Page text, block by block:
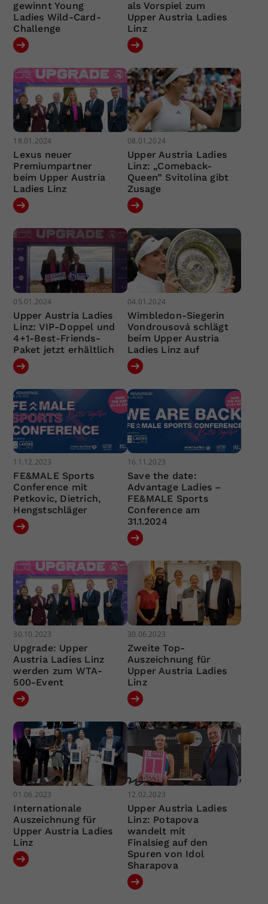
gewinnt Young
Ladies Wild-Card-
Challenge
als Vorspiel zum
Upper Austria Ladies
Linz
18.01.2024
Lexus neuer
Premiumpartner
beim Upper Austria
Ladies Linz
08.01.2024
Upper Austria Ladies
Linz: „Comeback-
Queen” Svitolina gibt
Zusage
05.01.2024
Upper Austria Ladies
Linz: VIP-Doppel und
4+1-Best-Friends-
Paket jetzt erhältlich
04.01.2024
Wimbledon-Siegerin
Vondrousová schlägt
beim Upper Austria
Ladies Linz auf
11.12.2023
FE&MALE Sports
Conference mit
Petkovic, Dietrich,
Hengstschläger
16.11.2023
Save the date:
Advantage Ladies –
FE&MALE Sports
Conference am
31.1.2024
30.10.2023
Upgrade: Upper
Austria Ladies Linz
werden zum WTA-
500-Event
30.06.2023
Zweite Top-
Auszeichnung für
Upper Austria Ladies
Linz
01.06.2023
Internationale
Auszeichnung für
Upper Austria Ladies
Linz
12.02.2023
Upper Austria Ladies
Linz: Potapova
wandelt mit
Finalsieg auf den
Spuren von Idol
Sharapova